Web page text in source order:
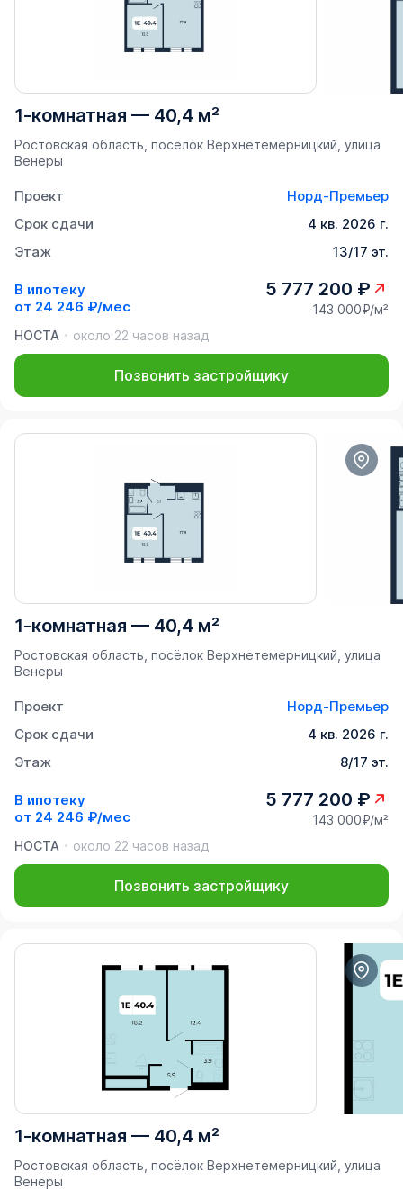
1-комнатная — 40,4 м²
Ростовская область, посёлок Верхнетемерницкий, улица
Венеры
Проект
Норд-Премьер
Срок сдачи
4 кв. 2026 г.
Этаж
13/17 эт.
В ипотеку
от 24 246 ₽/мес
5 777 200 ₽
143 000₽/м²
НОСТА
около 22 часов назад
Позвонить застройщику
1-комнатная — 40,4 м²
Ростовская область, посёлок Верхнетемерницкий, улица
Венеры
Проект
Норд-Премьер
Срок сдачи
4 кв. 2026 г.
Этаж
8/17 эт.
В ипотеку
от 24 246 ₽/мес
5 777 200 ₽
143 000₽/м²
НОСТА
около 22 часов назад
Позвонить застройщику
1-комнатная — 40,4 м²
Ростовская область, посёлок Верхнетемерницкий, улица
Венеры